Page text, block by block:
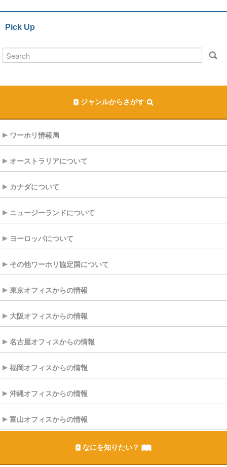
Pick Up
ジャンルからさがす
ワーホリ情報局
オーストラリアについて
カナダについて
ニュージーランドについて
ヨーロッパについて
その他ワーホリ協定国について
東京オフィスからの情報
大阪オフィスからの情報
名古屋オフィスからの情報
福岡オフィスからの情報
沖縄オフィスからの情報
富山オフィスからの情報
なにを知りたい？